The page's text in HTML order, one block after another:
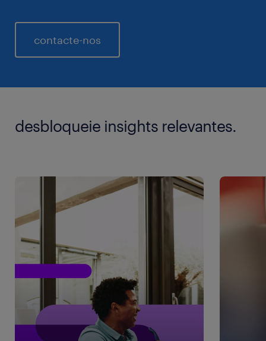
contacte-nos
desbloqueie insights relevantes.